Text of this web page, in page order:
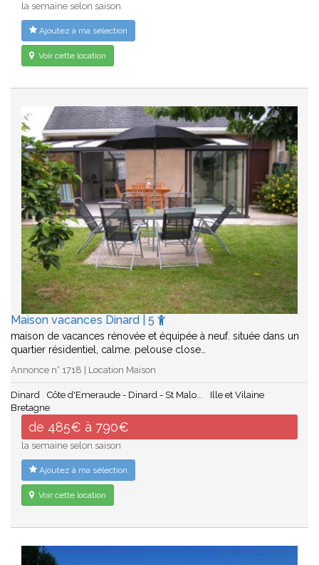
la semaine selon saison
Ajoutez à ma sélection
Voir cette location
Maison vacances Dinard | 5
maison de vacances rénovée et équipée à neuf. située dans un
quartier résidentiel, calme. pelouse close…
Annonce n° 1718 | Location Maison
Dinard Côte d'Emeraude - Dinard - St Malo...
Ille et Vilaine
Bretagne
de 485€ à 790€
la semaine selon saison
Ajoutez à ma sélection
Voir cette location